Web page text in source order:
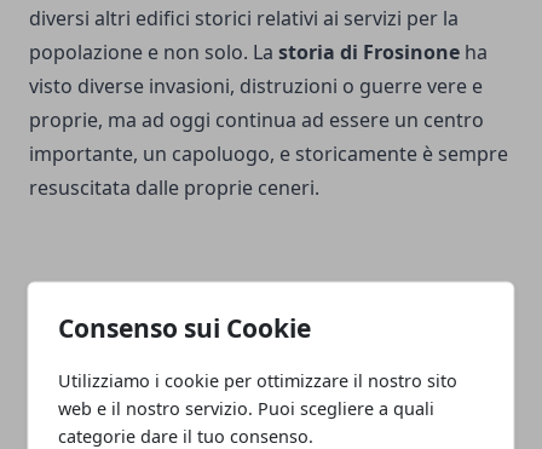
Consenso sui Cookie
Utilizziamo i cookie per ottimizzare il nostro sito
web e il nostro servizio. Puoi scegliere a quali
categorie dare il tuo consenso.
diversi altri edifici storici relativi ai servizi per la
popolazione e non solo. La storia di Frosinone ha
visto diverse invasioni, distruzioni o guerre vere e
proprie, ma ad oggi continua ad essere un centro
importante, un capoluogo, e storicamente è sempre
resuscitata dalle proprie ceneri.
Facebook
TwitterWhatsapp